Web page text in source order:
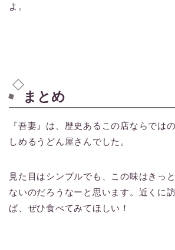
よ。
まとめ
『吾妻』は、歴史あるこの店ならでは
しめるうどん屋さんでした。
見た目はシンプルでも、この味はきっ
ないのだろうなーと思います。近くに
ば、ぜひ食べてみてほしい！